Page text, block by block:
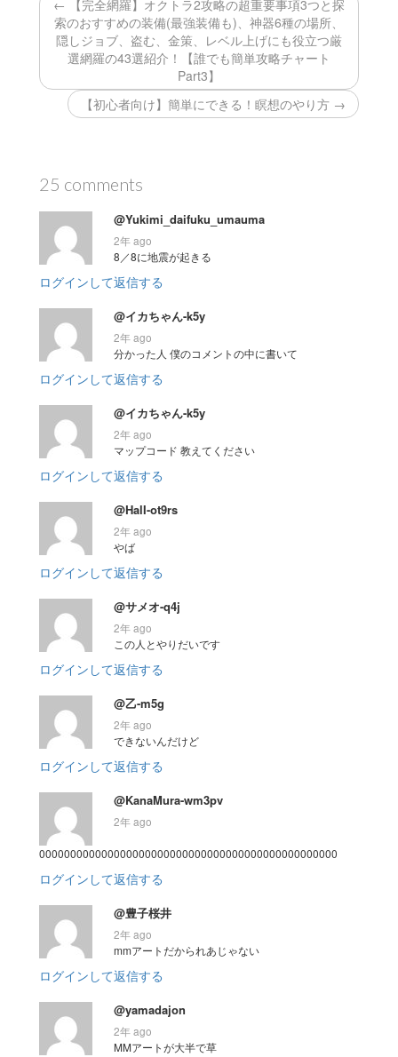
← 【完全網羅】オクトラ2攻略の超重要事項3つと探
索のおすすめの装備(最強装備も)、神器6種の場所、
隠しジョブ、盗む、金策、レベル上げにも役立つ厳
選網羅の43選紹介！【誰でも簡単攻略チャート
Part3】
【初心者向け】簡単にできる！瞑想のやり方 →
25 comments
@Yukimi_daifuku_umauma
2年 ago
8／8に地震が起きる
ログインして返信する
@イカちゃん-k5y
2年 ago
分かった人 僕のコメントの中に書いて
ログインして返信する
@イカちゃん-k5y
2年 ago
マップコード 教えてください
ログインして返信する
@HalI-ot9rs
2年 ago
やば
ログインして返信する
@サメオ-q4j
2年 ago
この人とやりだいです
ログインして返信する
@乙-m5g
2年 ago
できないんだけど
ログインして返信する
@KanaMura-wm3pv
2年 ago
000000000000000000000000000000000000000000000000
ログインして返信する
@豊子桜井
2年 ago
mmアートだかられあじゃない
ログインして返信する
@yamadajon
2年 ago
MMアートが大半で草